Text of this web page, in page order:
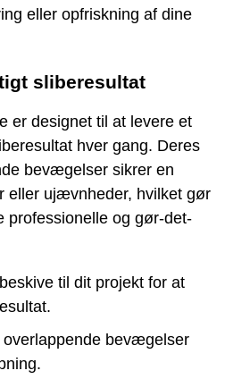
eller opfriskning af dine
sliberesultat
er designet til at levere et
hver gang. Deres
bevægelser sikrer en
eller ujævnheder, hvilket gør
professionelle og gør-det-
til dit projekt for at
bevægelser